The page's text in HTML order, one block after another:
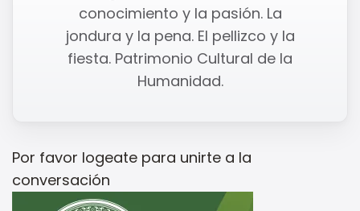
conocimiento y la pasión. La
jondura y la pena. El pellizco y la
fiesta. Patrimonio Cultural de la
Humanidad.
Por favor logeate para unirte a la
conversación